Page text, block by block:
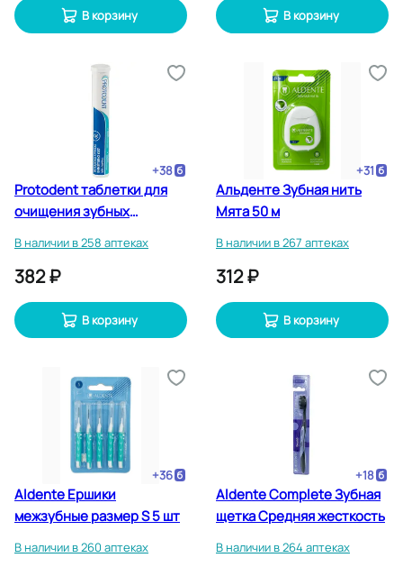
В корзину В корзину
+38
Protodent таблетки для
очищения зубных
В наличии в 258 аптеках
382 ₽
В корзину
+31
Альденте Зубная нить
Мята 50 м
В наличии в 267 аптеках
312 ₽
В корзину
+36
Aldente Ершики
межзубные размер S 5 шт
В наличии в 260 аптеках
+18
Aldente Complete Зубная
щетка Средняя жесткость
В наличии в 264 аптеках